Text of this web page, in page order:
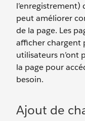
l’enregistrement)
peut améliorer
de la page. Les
afficher chargent
utilisateurs n’ont
la page pour
besoin.
Ajout de